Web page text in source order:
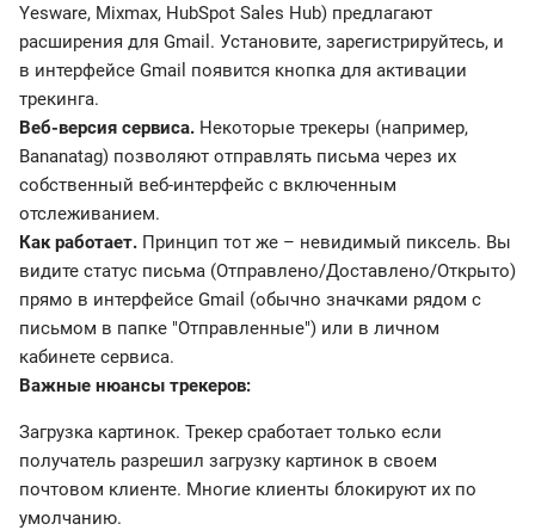
Yesware, Mixmax, HubSpot Sales Hub) предлагают
расширения для Gmail. Установите, зарегистрируйтесь, и
в интерфейсе Gmail появится кнопка для активации
трекинга.
Веб-версия сервиса. Некоторые трекеры (например,
Bananatag) позволяют отправлять письма через их
собственный веб-интерфейс с включенным
отслеживанием.
Как работает. Принцип тот же – невидимый пиксель. Вы
видите статус письма (Отправлено/Доставлено/Открыто)
прямо в интерфейсе Gmail (обычно значками рядом с
письмом в папке "Отправленные") или в личном
кабинете сервиса.
Важные нюансы трекеров:
Загрузка картинок. Трекер сработает только если
получатель разрешил загрузку картинок в своем
почтовом клиенте. Многие клиенты блокируют их по
умолчанию.